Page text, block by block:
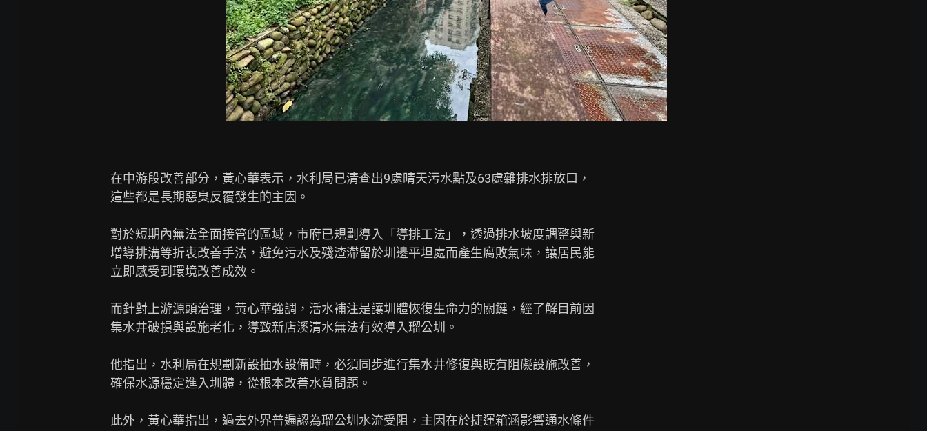
在中游段改善部分，黃心華表示，水利局已清查出9處晴天污水點及63處雜排水排放口，
這些都是長期惡臭反覆發生的主因。
對於短期內無法全面接管的區域，市府已規劃導入「導排工法」，透過排水坡度調整與新
增導排溝等折衷改善手法，避免污水及殘渣滯留於圳邊平坦處而產生腐敗氣味，讓居民能
立即感受到環境改善成效。
而針對上游源頭治理，黃心華強調，活水補注是讓圳體恢復生命力的關鍵，經了解目前因
集水井破損與設施老化，導致新店溪清水無法有效導入瑠公圳。
他指出，水利局在規劃新設抽水設備時，必須同步進行集水井修復與既有阻礙設施改善，
確保水源穩定進入圳體，從根本改善水質問題。
此外，黃心華指出，過去外界普遍認為瑠公圳水流受阻，主因在於捷運箱涵影響通水條件